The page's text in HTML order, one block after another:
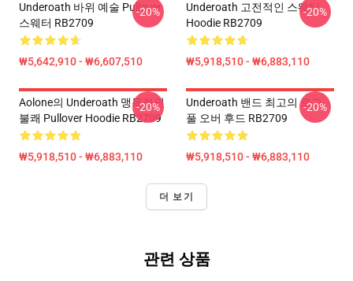
Underoath 바위 예술 Pullover
스웨터 RB2709
₩5,642,910 - ₩6,607,510
-20%
Underoath 고전적인 스웨터
Hoodie RB2709
₩5,918,510 - ₩6,883,110
-20%
Aolone의 Underoath 맹목적인
불쾌 Pullover Hoodie RB2709
₩5,918,510 - ₩6,883,110
-20%
Underoath 밴드 최고의 로고
풀 오버 후드 RB2709
₩5,918,510 - ₩6,883,110
-20%
더 보기
관련 상품